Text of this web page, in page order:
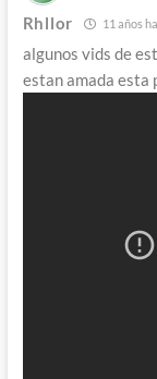
Rhllor 11 años
algunos vids de
estan amada esta